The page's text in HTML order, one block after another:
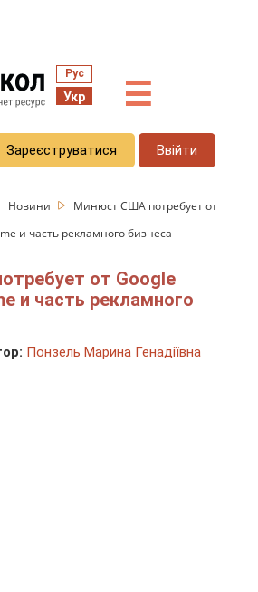
Рус
Укр ☰
Зареєструватися Ввійти
Новини
Минюст США потребует от
и часть рекламного бизнеса
от Google
и часть рекламного
Понзель Марина Генадіївна